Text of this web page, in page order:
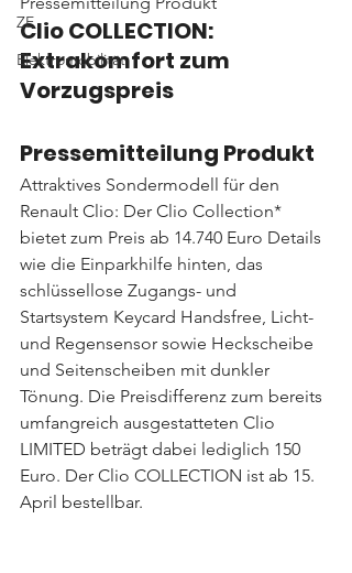
ZE
Elektromobilität
Clio COLLECTION:
Extrakomfort zum
Vorzugspreis
Pressemitteilung Produkt
Attraktives Sondermodell für den
Renault Clio: Der Clio Collection*
bietet zum Preis ab 14.740 Euro Details
wie die Einparkhilfe hinten, das
schlüssellose Zugangs- und
Startsystem Keycard Handsfree, Licht-
und Regensensor sowie Heckscheibe
und Seitenscheiben mit dunkler
Tönung. Die Preisdifferenz zum bereits
umfangreich ausgestatteten Clio
LIMITED beträgt dabei lediglich 150
Euro. Der Clio COLLECTION ist ab 15.
April bestellbar.